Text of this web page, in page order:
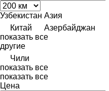
Узбекистан Азия
Китай
Азербайджан
показать все
другие
Чили
показать все
показать все
Цена